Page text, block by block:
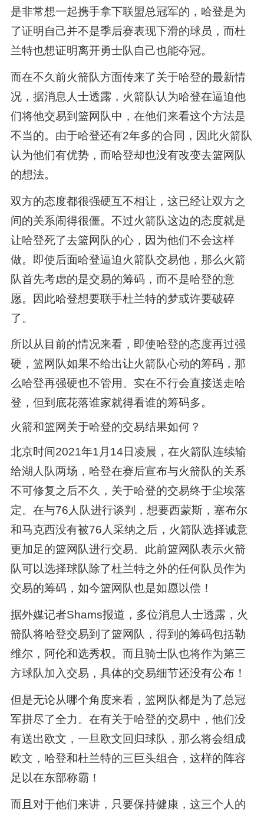
是非常想一起携手拿下联盟总冠军的，哈登是为
了证明自己并不是季后赛表现下滑的球员，而杜
兰特也想证明离开勇士队自己也能夺冠。
而在不久前火箭队方面传来了关于哈登的最新情
况，据消息人士透露，火箭队认为哈登在逼迫他
们将他交易到篮网队中，在他们来看这个方法是
不当的。由于哈登还有2年多的合同，因此火箭队
认为他们有优势，而哈登却也没有改变去篮网队
的想法。
双方的态度都很强硬互不相让，这已经让双方之
间的关系闹得很僵。不过火箭队这边的态度就是
让哈登死了去篮网队的心，因为他们不会这样
做。即使后面哈登逼迫火箭队交易他，那么火箭
队首先考虑的是交易的筹码，而不是哈登的意
愿。因此哈登想要联手杜兰特的梦或许要破碎
了。
所以从目前的情况来看，即使哈登的态度再过强
硬，篮网队如果不给出让火箭队心动的筹码，那
么哈登再强硬也不管用。实在不行会直接送走哈
登，但到底花落谁家就得看谁的筹码多。
火箭和篮网关于哈登的交易结果如何？
北京时间2021年1月14日凌晨，在火箭队连续输
给湖人队两场，哈登在赛后宣布与火箭队的关系
不可修复之后不久，关于哈登的交易终于尘埃落
定。在与76人队进行谈判，想要西蒙斯，塞布尔
和马克西没有被76人采纳之后，火箭队选择诚意
更加足的篮网队进行交易。此前篮网队表示火箭
队可以选择球队除了杜兰特之外的任何队员作为
交易的筹码，如今篮网队也是如愿以偿！
据外媒记者Shams报道，多位消息人士透露，火
箭队将哈登交易到了篮网队，得到的筹码包括勒
维尔，阿伦和选秀权。而且骑士队也将作为第三
方球队加入交易，具体的交易细节还没有公布！
但是无论从哪个角度来看，篮网队都是为了总冠
军拼尽了全力。在有关于哈登的交易中，他们没
有送出欧文，一旦欧文回归球队，那么将会组成
欧文，哈登和杜兰特的三巨头组合，这样的阵容
足以在东部称霸！
而且对于他们来讲，只要保持健康，这三个人的